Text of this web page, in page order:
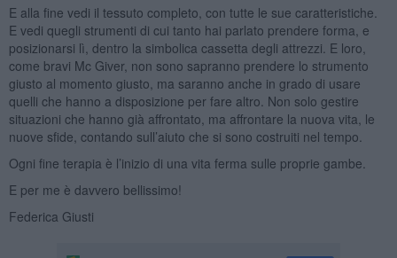
E alla fine vedi il tessuto completo, con tutte le sue caratteristiche.
E vedi quegli strumenti di cui tanto hai parlato prendere forma, e
posizionarsi lì, dentro la simbolica cassetta degli attrezzi. E loro,
come bravi Mc Giver, non sono sapranno prendere lo strumento
giusto al momento giusto, ma saranno anche in grado di usare
quelli che hanno a disposizione per fare altro. Non solo gestire
situazioni che hanno già affrontato, ma affrontare la nuova vita, le
nuove sfide, contando sull’aiuto che si sono costruiti nel tempo.
Ogni fine terapia è l’inizio di una vita ferma sulle proprie gambe.
E per me è davvero bellissimo!
Federica Giusti